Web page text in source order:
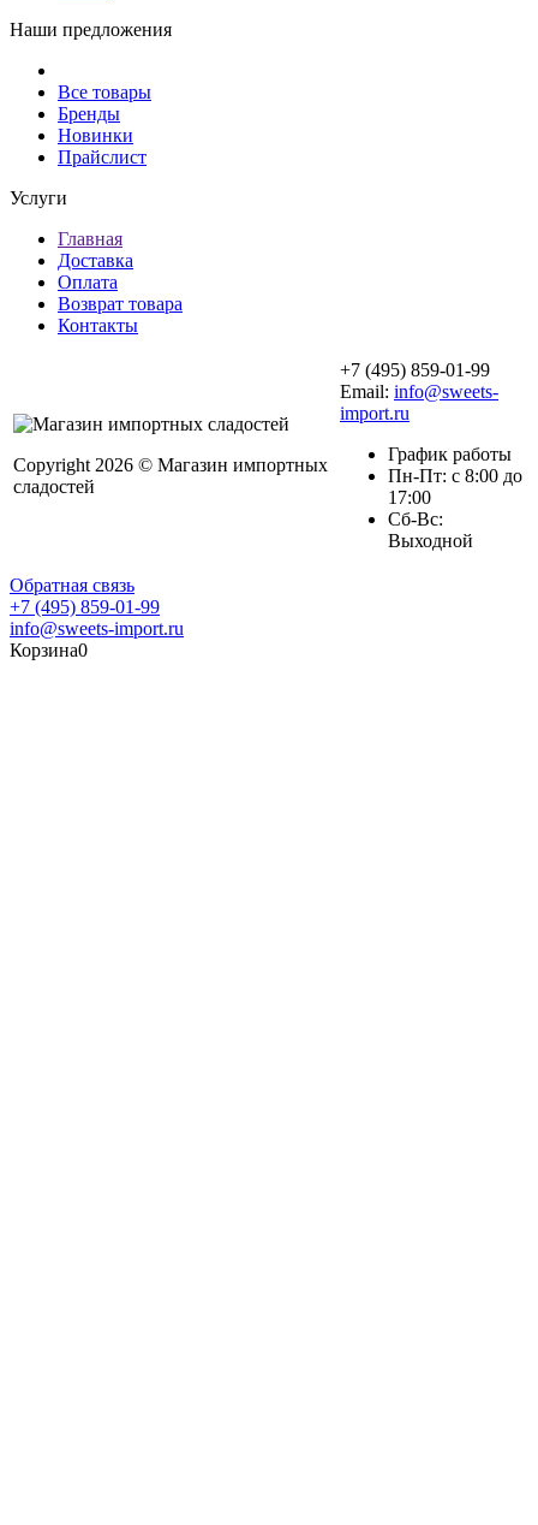
Наши предложения
Все товары
Бренды
Новинки
Прайслист
Услуги
Главная
Доставка
Оплата
Возврат товара
Контакты
Copyright 2026 © Магазин импортных
сладостей
+7 (495) 859-01-99
Email: info@sweets-
import.ru
График работы
Пн-Пт: с 8:00 до
17:00
Сб-Вс:
Выходной
Обратная связь
+7 (495) 859-01-99
info@sweets-import.ru
Корзина0